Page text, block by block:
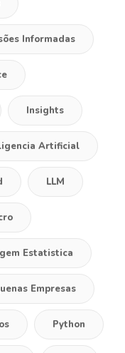
Informadas
Insights
Artificial
LLM
Estatistica
Empresas
Python